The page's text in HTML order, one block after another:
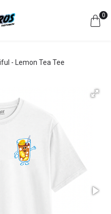
0
- Lemon Tea Tee